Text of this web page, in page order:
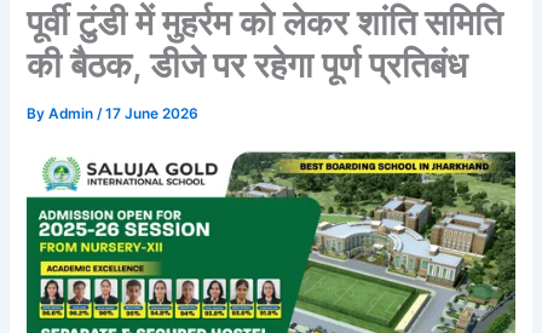
पूर्वी टुंडी में मुहर्रम को लेकर शांति समिति
की बैठक, डीजे पर रहेगा पूर्ण प्रतिबंध
ByAdmin/17 June 2026